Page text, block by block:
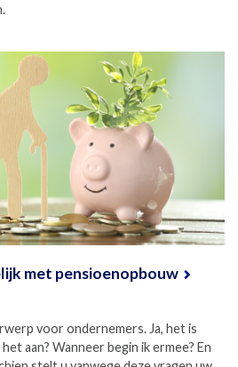
met pensioenopbouw
voor ondernemers. Ja, het is
aan? Wanneer begin ik ermee? En